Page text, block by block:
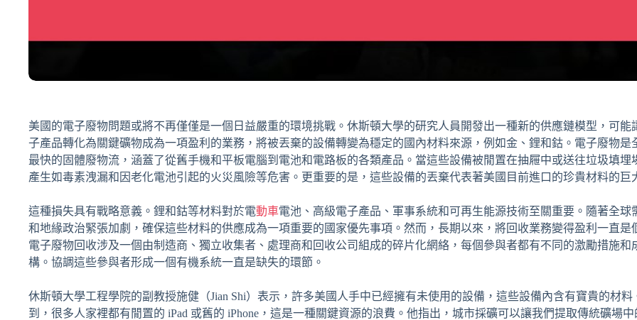
美國的電子廢物問題或將不再僅僅是一個日益嚴重的環境挑戰。休斯頓大學的研究人員開發出一種新的供應鏈模型，可能
子產品轉化為關鍵礦物成為一項盈利的業務，將被丟棄的設備轉變為穩定的國內材料來源，例如金、鋰和鈷。電子廢物是
最快的固體廢物流，涵蓋了從舊手機和平板電腦到電池和電路板的各類產品。當這些設備被閒置在抽屜中或送往垃圾填埋
產生如毒素洩漏和因老化電池引起的火災風險等危害。更重要的是，這些設備的丟棄代表著美國目前進口的珍貴材料的巨
這種損失具有戰略意義。鋰和鈷等材料對於電動車電池、高級電子產品、軍事系統和可再生能源技術至關重要。隨著全球
和地緣政治緊張加劇，確保這些材料的供應成為一項重要的國家優先事項。然而，長期以來，將回收業務變得盈利一直是
電子廢物回收涉及一個由制造商、獨立收集者、處理商和回收公司組成的碎片化網絡，每個參與者都有不同的激勵措施和
構。協調這些參與者形成一個有機系統一直是缺失的環節。
休斯頓大學工程學院的副教授施健（Jian Shi）表示，許多美國人手中已經擁有未使用的設備，這些設備內含有寶貴的材料
到，很多人家裡都有閒置的 iPad 或舊的 iPhone，這是一種關鍵資源的浪費。他指出，城市採礦可以讓我們提取傳統礦場